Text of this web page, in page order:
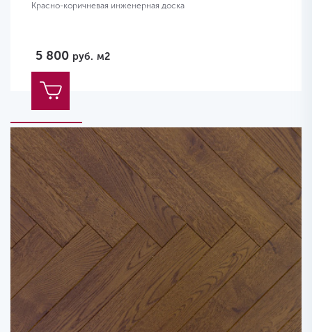
Красно-коричневая инженерная доска
5 800 руб. м2